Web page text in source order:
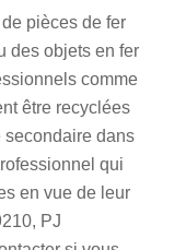
pièces de fer
des objets en fer
comme
être recyclées
secondaire dans
qui
en vue de leur
PJ